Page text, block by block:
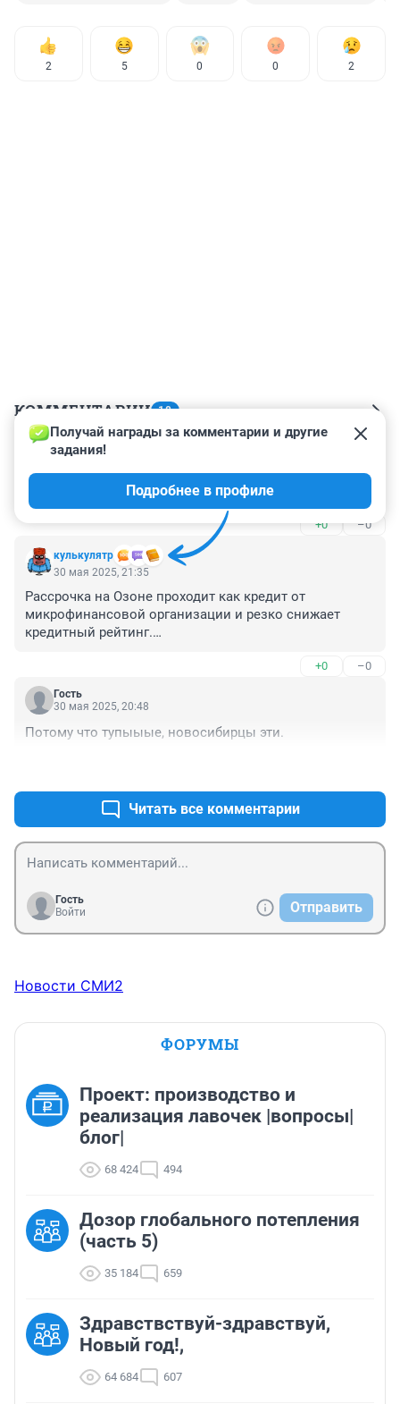
2 5 0 0 2
КОММЕНТАРИИ 18
Гость
У меня 931 рейтинг.
+0 –0
кулькулятр
Получай награды за комментарии и другие
задания!
Подробнее в профиле
30 мая 2025, 21:35
Рассрочка на Озоне проходит как кредит от
микрофинансовой организации и резко снижает
кредитный рейтинг.
кредитных карт. Но, если вы откликнитесь, а банк
карту не одобрит, ваш рейтинг опустится.
+0 –0
Гость
30 мая 2025, 20:48
Потому что тупыыые, новосибирцы эти.
Читать все комментарии
Гость
Войти
Отправить
Новости СМИ2
ФОРУМЫ
Проект: производство и
реализация лавочек |вопросы|
блог|
68 424 494
Дозор глобального потепления
(часть 5)
35 184 659
Здравствствуй-здравствуй,
Новый год!,
64 684 607